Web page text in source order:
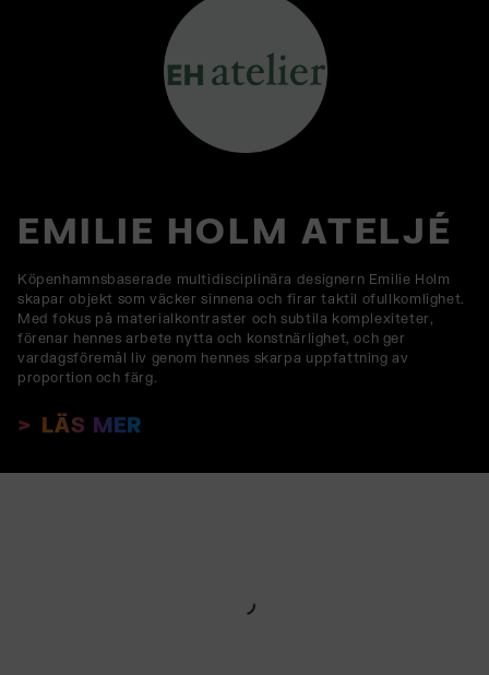
EMILIE HOLM ATELJÉ
Köpenhamnsbaserade multidisciplinära designern Emilie Holm
skapar objekt som väcker sinnena och firar taktil ofullkomlighet.
Med fokus på materialkontraster och subtila komplexiteter,
förenar hennes arbete nytta och konstnärlighet, och ger
vardagsföremål liv genom hennes skarpa uppfattning av
proportion och färg.
LÄS MER